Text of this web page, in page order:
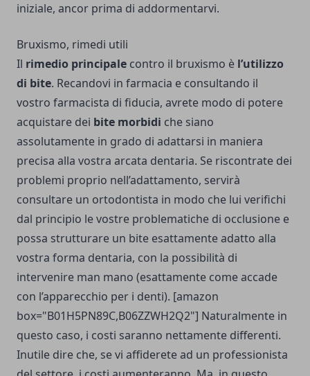
iniziale, ancor prima di addormentarvi.
Bruxismo, rimedi utili
Il rimedio principale contro il bruxismo è l’utilizzo
di bite. Recandovi in farmacia e consultando il
vostro farmacista di fiducia, avrete modo di potere
acquistare dei bite morbidi che siano
assolutamente in grado di adattarsi in maniera
precisa alla vostra arcata dentaria. Se riscontrate dei
problemi proprio nell’adattamento, servirà
consultare un ortodontista in modo che lui verifichi
dal principio le vostre problematiche di occlusione e
possa strutturare un bite esattamente adatto alla
vostra forma dentaria, con la possibilità di
intervenire man mano (esattamente come accade
con l’apparecchio per i denti). [amazon
box="B01H5PN89C,B06ZZWH2Q2"] Naturalmente in
questo caso, i costi saranno nettamente differenti.
Inutile dire che, se vi affiderete ad un professionista